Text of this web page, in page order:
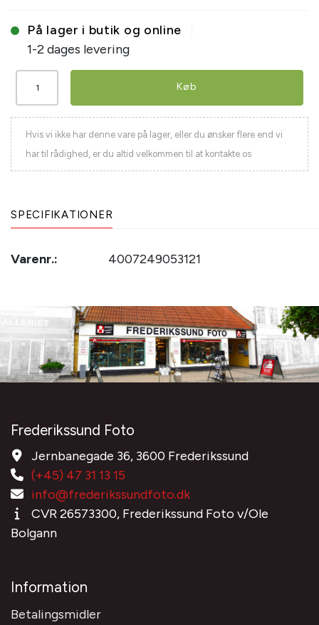
På lager i butik og online
1-2 dages levering
Køb
Hvis vi ikke har denne vare på lager, eller du ønsker flere end vi
har til rådighed, er du altid velkommen til at kontakte os
SPECIFIKATIONER
Varenr.: 4007249053121
Frederikssund Foto
Jernbanegade 36, 3600 Frederikssund
(+45) 47 31 13 15
info@frederikssundfoto.dk
CVR 26573300, Frederikssund Foto v/Ole
Bolgann
Information
Betalingsmidler